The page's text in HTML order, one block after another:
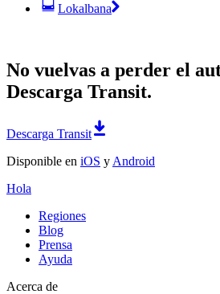
Lokalbana
No vuelvas a perder el
Descarga Transit.
Descarga Transit
Disponible en iOS y Android
Hola
Regiones
Blog
Prensa
Ayuda
Acerca de